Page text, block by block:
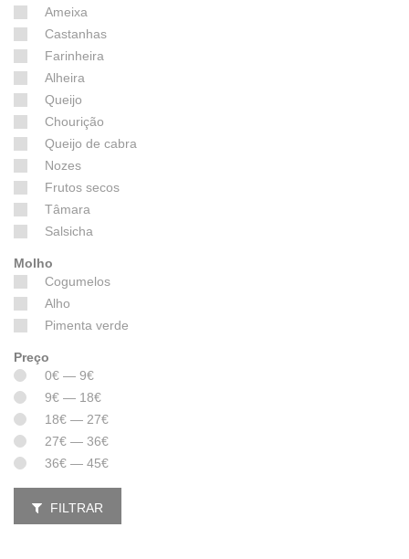
Ameixa
Castanhas
Farinheira
Alheira
Queijo
Chourição
Queijo de cabra
Nozes
Frutos secos
Tâmara
Salsicha
Molho
Cogumelos
Alho
Pimenta verde
Preço
0€ — 9€
9€ — 18€
18€ — 27€
27€ — 36€
36€ — 45€
FILTRAR